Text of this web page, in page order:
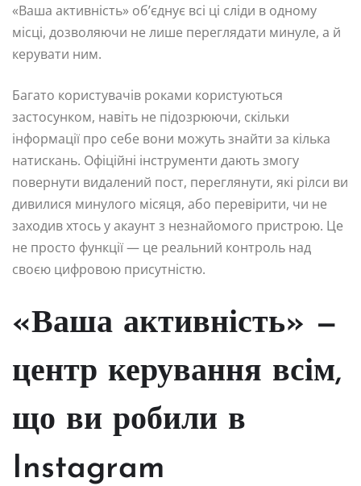
«Ваша активність» об’єднує всі ці сліди в одному
місці, дозволяючи не лише переглядати минуле, а й
керувати ним.
Багато користувачів роками користуються
застосунком, навіть не підозрюючи, скільки
інформації про себе вони можуть знайти за кілька
натискань. Офіційні інструменти дають змогу
повернути видалений пост, переглянути, які рілси ви
дивилися минулого місяця, або перевірити, чи не
заходив хтось у акаунт з незнайомого пристрою. Це
не просто функції — це реальний контроль над
своєю цифровою присутністю.
«Ваша активність» —
центр керування всім,
що ви робили в
Instagram